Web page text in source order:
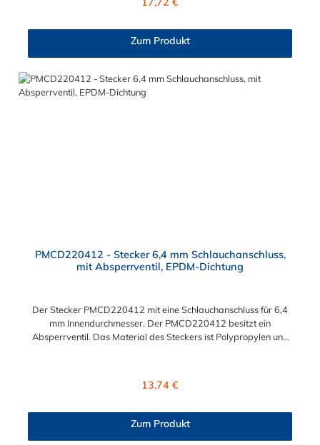
Steckern der PMC-, PMC12- und MC- Serie kombinieren.
Zum Produkt
PMCD220412 - Stecker 6,4 mm Schlauchanschluss,
mit Absperrventil, EPDM-Dichtung
Der Stecker PMCD220412 mit eine Schlauchanschluss für 6,4
mm Innendurchmesser. Der PMCD220412 besitzt ein
Absperrventil. Das Material des Steckers ist Polypropylen und
und MC- Serie kombinieren.
Regulärer Preis:
13,74 €
Zum Produkt